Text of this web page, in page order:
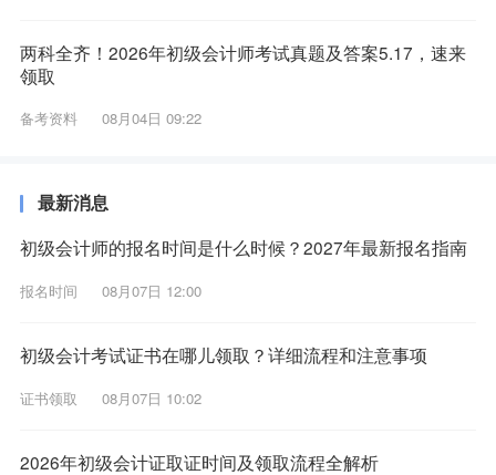
两科全齐！2026年初级会计师考试真题及答案5.17，速来
领取
备考资料 08月04日 09:22
最新消息
初级会计师的报名时间是什么时候？2027年最新报名指南
报名时间 08月07日 12:00
初级会计考试证书在哪儿领取？详细流程和注意事项
证书领取 08月07日 10:02
2026年初级会计证取证时间及领取流程全解析